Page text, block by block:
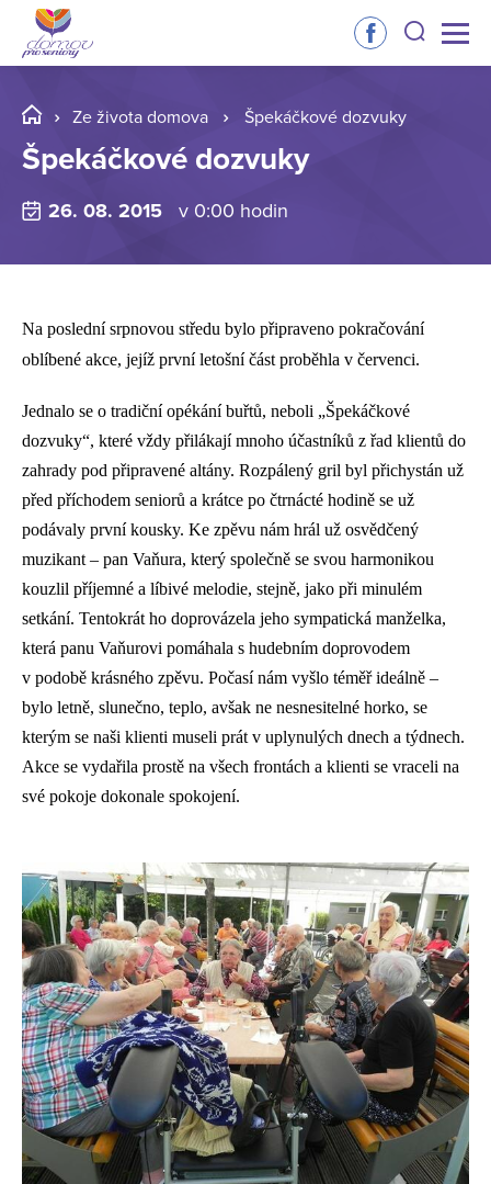
Ze života domova Špekáčkové dozvuky
Špekáčkové dozvuky
26. 08. 2015 v 0:00 hodin
Na poslední srpnovou středu bylo připraveno pokračování
oblíbené akce, jejíž první letošní část proběhla v červenci.
Jednalo se o tradiční opékání buřtů, neboli „Špekáčkové
dozvuky“, které vždy přilákají mnoho účastníků z řad klientů do
zahrady pod připravené altány. Rozpálený gril byl přichystán už
před příchodem seniorů a krátce po čtrnácté hodině se už
podávaly první kousky. Ke zpěvu nám hrál už osvědčený
muzikant – pan Vaňura, který společně se svou harmonikou
kouzlil příjemné a líbivé melodie, stejně, jako při minulém
setkání. Tentokrát ho doprovázela jeho sympatická manželka,
která panu Vaňurovi pomáhala s hudebním doprovodem
v podobě krásného zpěvu. Počasí nám vyšlo téměř ideálně –
bylo letně, slunečno, teplo, avšak ne nesnesitelné horko, se
kterým se naši klienti museli prát v uplynulých dnech a týdnech.
Akce se vydařila prostě na všech frontách a klienti se vraceli na
své pokoje dokonale spokojení.